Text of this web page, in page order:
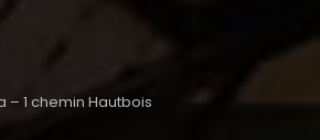
– 1 chemin Hautbois